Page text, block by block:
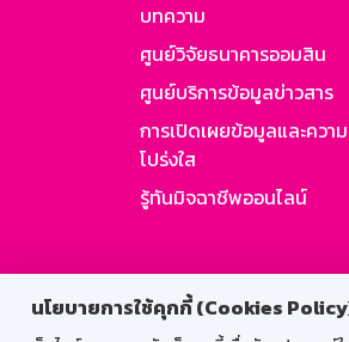
นโยบายการใช้คุกกี้ (Cookies
บทความ
ศูนย์วิจัยธนาคารออมสิน
ศูนย์บริการข้อมูลข่าวสาร
การเปิดเผยข้อมูลและความ
โปร่งใส
รู้ทันมิจฉาชีพออนไลน์